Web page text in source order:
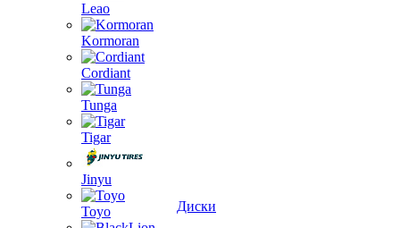
Leao
Kormoran
Cordiant
Tunga
Tigar
Jinyu
Toyo
Диски